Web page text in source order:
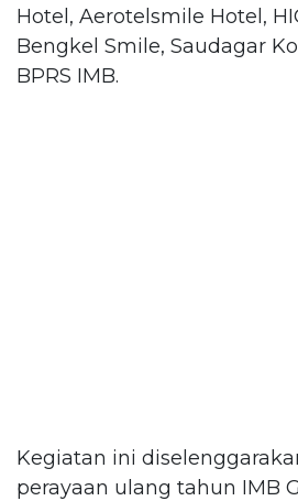
Hotel, Aerotelsmile Hotel,
Bengkel Smile, Saudagar
BPRS IMB.
Kegiatan ini
perayaan ulang tahun IMB